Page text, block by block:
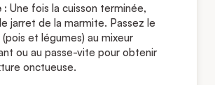
: Une fois la cuisson terminée,
jarret de la marmite. Passez le
et légumes) au mixeur
ou au passe-vite pour obtenir
onctueuse.